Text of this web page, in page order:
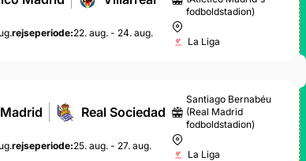
rejseperiode:22. aug. - 24. aug.
fodboldstadion)
La Liga
Real Sociedad
rejseperiode:25. aug. - 27. aug.
Santiago Bernabéu
(Real Madrid
fodboldstadion)
La Liga